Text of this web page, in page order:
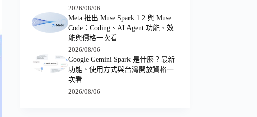
2026/08/06
Meta 推出 Muse Spark 1.2 與 Muse
Code：Coding、AI Agent 功能、效
能與價格一次看
2026/08/06
Google Gemini Spark 是什麼？最新
功能、使用方式與台灣開放資格一
次看
2026/08/06